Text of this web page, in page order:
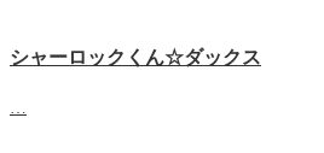
シャーロックくん☆ダックス